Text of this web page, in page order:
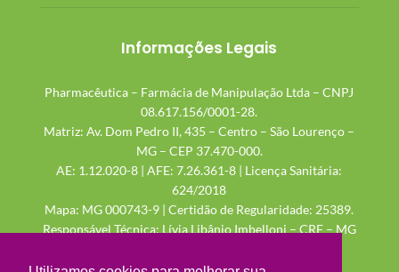
Informações Legais
Pharmacêutica – Farmácia de Manipulação Ltda – CNPJ
08.617.156/0001-28.
Matriz: Av. Dom Pedro II, 435 – Centro – São Lourenço –
MG – CEP 37.470-000.
AE: 1.12.020-8 | AFE: 7.26.361-8 | Licença Sanitária:
624/2018
Mapa: MG 000743-9 | Certidão de Regularidade: 25389.
Responsável Técnica: Lívia Libânio Imbelloni – CRF – MG